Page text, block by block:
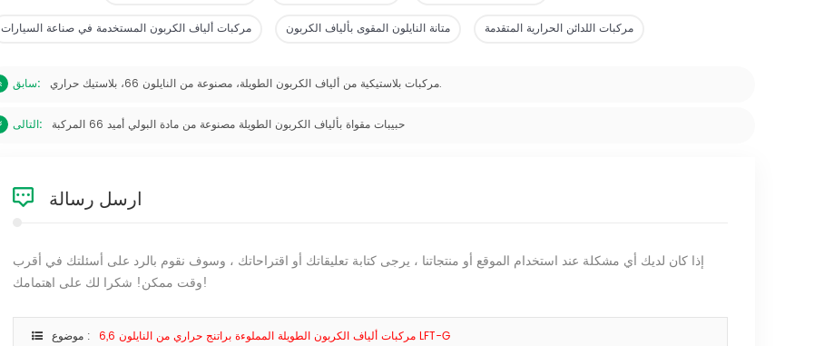
مركبات ألياف الكربون المستخدمة في صناعة السيارات متانة النايلون المقوى بألياف الكربون مركبات اللدائن الحرارية المتقدمة
سابق: مركبات بلاستيكية من ألياف الكربون الطويلة، مصنوعة من النايلون 66، بلاستيك حراري.
التالى: حبيبات مقواة بألياف الكربون الطويلة مصنوعة من مادة البولي أميد 66 المركبة
ارسل رسالة
إذا كان لديك أي مشكلة عند استخدام الموقع أو منتجاتنا ، يرجى كتابة تعليقاتك أو اقتراحاتك ، وسوف نقوم بالرد على أسئلتك في أقرب
وقت ممكن! شكرا لك على اهتمامك!
موضوع : مركبات ألياف الكربون الطويلة المملوءة براتنج حراري من النايلون 6,6 LFT-G